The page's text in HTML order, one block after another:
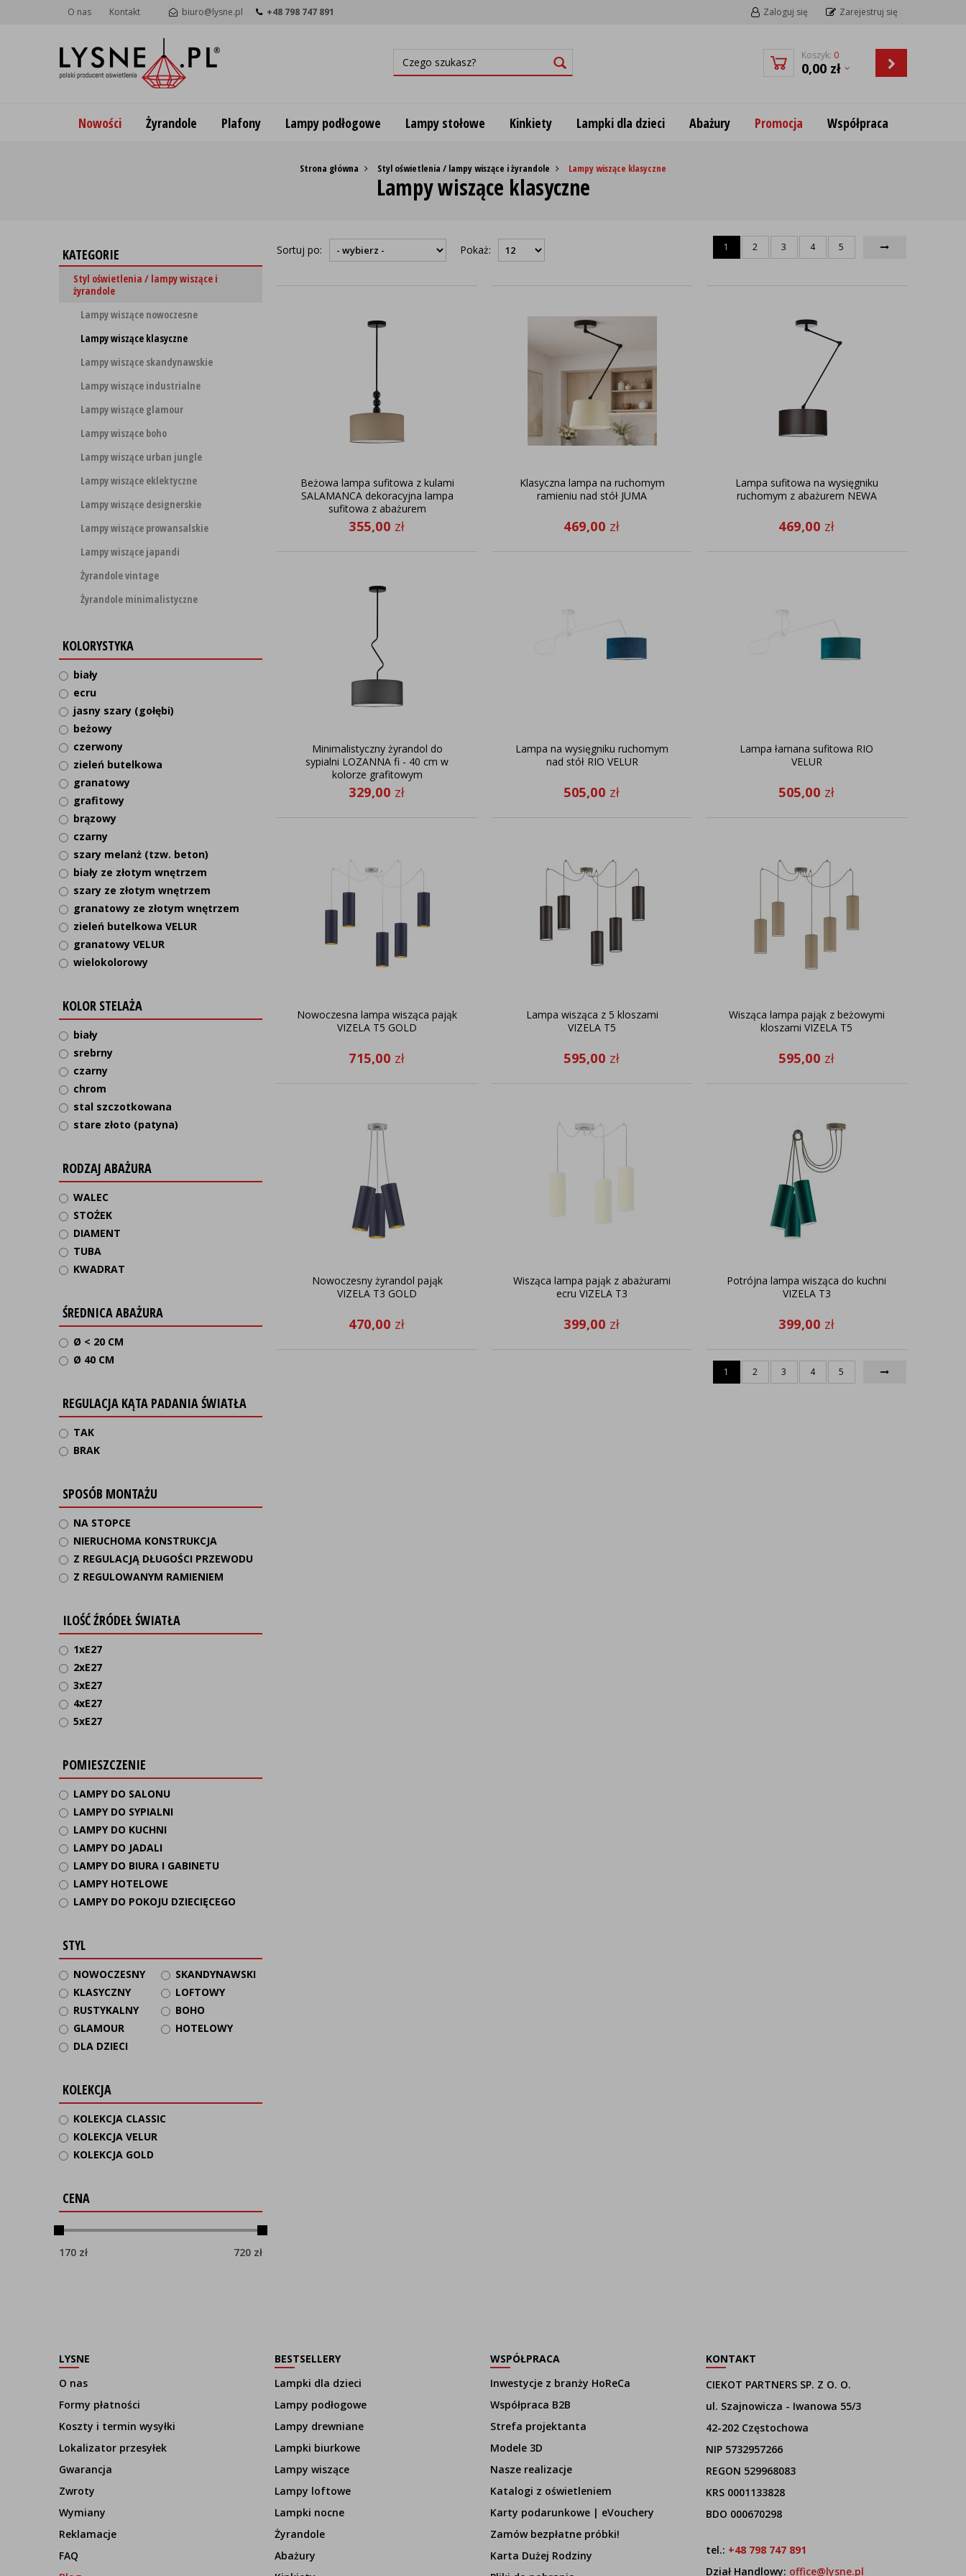
O nas Kontakt biuro@lysne.pl +48 798 747 891 Zaloguj się Zarejestruj się
Koszyk: 0
0,00 zł
Nowości Żyrandole Plafony Lampy podłogowe Lampy stołowe Kinkiety Lampki dla dzieci Abażury Promocja Współpraca
Strona główna Styl oświetlenia / lampy wiszące i żyrandole Lampy wiszące klasyczne
Lampy wiszące klasyczne
KATEGORIE
Styl oświetlenia / lampy wiszące i
żyrandole
Lampy wiszące nowoczesne
Lampy wiszące klasyczne
Lampy wiszące skandynawskie
Lampy wiszące industrialne
Lampy wiszące glamour
Lampy wiszące boho
Lampy wiszące urban jungle
Lampy wiszące eklektyczne
Lampy wiszące designerskie
Lampy wiszące prowansalskie
Lampy wiszące japandi
Żyrandole vintage
Żyrandole minimalistyczne
KOLORYSTYKA
biały
ecru
jasny szary (gołębi)
beżowy
czerwony
zieleń butelkowa
granatowy
grafitowy
brązowy
czarny
szary melanż (tzw. beton)
biały ze złotym wnętrzem
szary ze złotym wnętrzem
granatowy ze złotym wnętrzem
zieleń butelkowa VELUR
granatowy VELUR
wielokolorowy
KOLOR STELAŻA
biały
srebrny
czarny
chrom
stal szczotkowana
stare złoto (patyna)
RODZAJ ABAŻURA
WALEC
STOŻEK
DIAMENT
TUBA
KWADRAT
ŚREDNICA ABAŻURA
Ø < 20 CM
Ø 40 CM
REGULACJA KĄTA PADANIA ŚWIATŁA
TAK
BRAK
SPOSÓB MONTAŻU
NA STOPCE
NIERUCHOMA KONSTRUKCJA
Z REGULACJĄ DŁUGOŚCI PRZEWODU
Z REGULOWANYM RAMIENIEM
ILOŚĆ ŹRÓDEŁ ŚWIATŁA
1xE27
2xE27
3xE27
4xE27
5xE27
POMIESZCZENIE
LAMPY DO SALONU
LAMPY DO SYPIALNI
LAMPY DO KUCHNI
LAMPY DO JADALI
LAMPY DO BIURA I GABINETU
LAMPY HOTELOWE
LAMPY DO POKOJU DZIECIĘCEGO
STYL
NOWOCZESNY
SKANDYNAWSKI
KLASYCZNY
LOFTOWY
RUSTYKALNY
BOHO
GLAMOUR
HOTELOWY
DLA DZIECI
KOLEKCJA
KOLEKCJA CLASSIC
KOLEKCJA VELUR
KOLEKCJA GOLD
CENA
170 zł 720 zł
Sortuj po: Pokaż: 1 2 3 4 5
Beżowa lampa sufitowa z kulami
SALAMANCA dekoracyjna lampa
sufitowa z abażurem
355,00 zł
Klasyczna lampa na ruchomym
ramieniu nad stół JUMA
469,00 zł
Lampa sufitowa na wysięgniku
ruchomym z abażurem NEWA
469,00 zł
Minimalistyczny żyrandol do
sypialni LOZANNA fi - 40 cm w
kolorze grafitowym
329,00 zł
Lampa na wysięgniku ruchomym
nad stół RIO VELUR
505,00 zł
Lampa łamana sufitowa RIO
VELUR
505,00 zł
Nowoczesna lampa wisząca pająk
VIZELA T5 GOLD
715,00 zł
Lampa wisząca z 5 kloszami
VIZELA T5
595,00 zł
Wisząca lampa pająk z beżowymi
kloszami VIZELA T5
595,00 zł
Nowoczesny żyrandol pająk
VIZELA T3 GOLD
470,00 zł
Wisząca lampa pająk z abażurami
ecru VIZELA T3
399,00 zł
Potrójna lampa wisząca do kuchni
VIZELA T3
399,00 zł
1 2 3 4 5
LYSNE
O nas
Formy płatności
Koszty i termin wysyłki
Lokalizator przesyłek
Gwarancja
Zwroty
Wymiany
Reklamacje
FAQ
BESTSELLERY
Lampki dla dzieci
Lampy podłogowe
Lampy drewniane
Lampki biurkowe
Lampy wiszące
Lampy loftowe
Lampki nocne
Żyrandole
Abażury
WSPÓŁPRACA
Inwestycje z branży HoReCa
Współpraca B2B
Strefa projektanta
Modele 3D
Nasze realizacje
Katalogi z oświetleniem
Karty podarunkowe | eVouchery
Zamów bezpłatne próbki!
Karta Dużej Rodziny
KONTAKT
CIEKOT PARTNERS SP. Z O. O.
ul. Szajnowicza - Iwanowa 55/3
42-202 Częstochowa
NIP 5732957266
REGON 529968083
KRS 0001133828
BDO 000670298
tel.: +48 798 747 891
Dział Handlowy: office@lysne.pl